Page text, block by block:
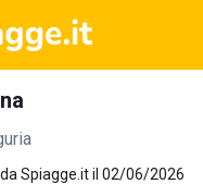
Spiagge.it il 02/06/2026